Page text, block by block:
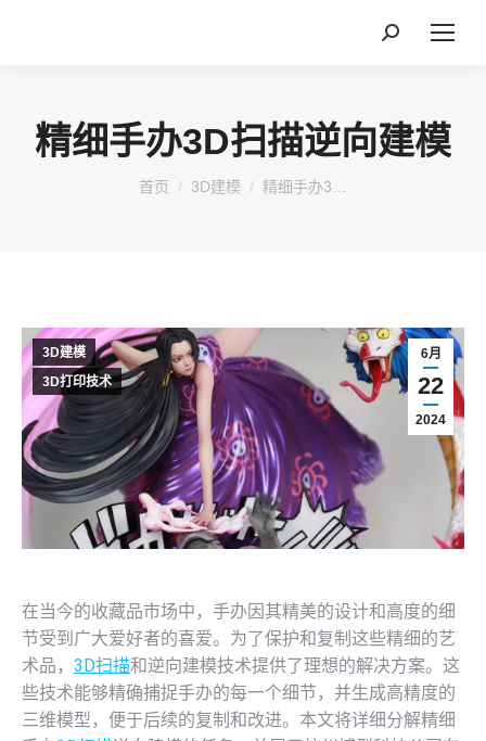
搜
精细手办3D扫描逆向建模
您在这里：
首页 3D建模 精细手办3…
6月
22
2024
3D建模
3D打印技术
在当今的收藏品市场中，手办因其精美的设计和高度的细
节受到广大爱好者的喜爱。为了保护和复制这些精细的艺
术品， 3D扫描和逆向建模技术提供了理想的解决方案。这
些技术能够精确捕捉手办的每一个细节，并生成高精度的
三维模型，便于后续的复制和改进。本文将详细分解精细